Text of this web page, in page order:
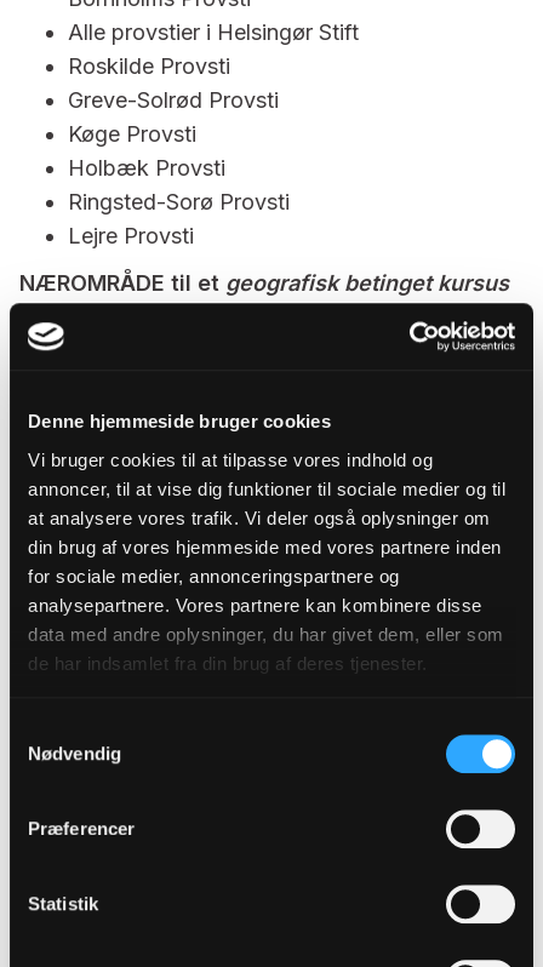
Denne hjemmeside bruger cookies
Vi bruger cookies til at tilpasse vores indhold og
annoncer, til at vise dig funktioner til sociale medier og til
at analysere vores trafik. Vi deler også oplysninger om
din brug af vores hjemmeside med vores partnere inden
for sociale medier, annonceringspartnere og
analysepartnere. Vores partnere kan kombinere disse
data med andre oplysninger, du har givet dem, eller som
de har indsamlet fra din brug af deres tjenester.
Nødvendig
Præferencer
Statistik
Alle provstier i Helsingør Stift
Roskilde Provsti
Greve-Solrød Provsti
Køge Provsti
Holbæk Provsti
Ringsted-Sorø Provsti
Lejre Provsti
NÆROMRÅDE til et geografisk betinget kursus
på FUV’s lokation Skt. Markus Kirkeplads 1,1.
8000 Aarhus:
Hedensted Provsti
Vejle Provsti
NÆROMRÅDE til etgeografisk betinget kursus
på FUV’s lokation Kirkeallé 2, 6240
Løgumkloster:
Kolding Provsti
Haderslev Domprovsti
Ribe Domprovsti
Tønder Provsti
Kopier link